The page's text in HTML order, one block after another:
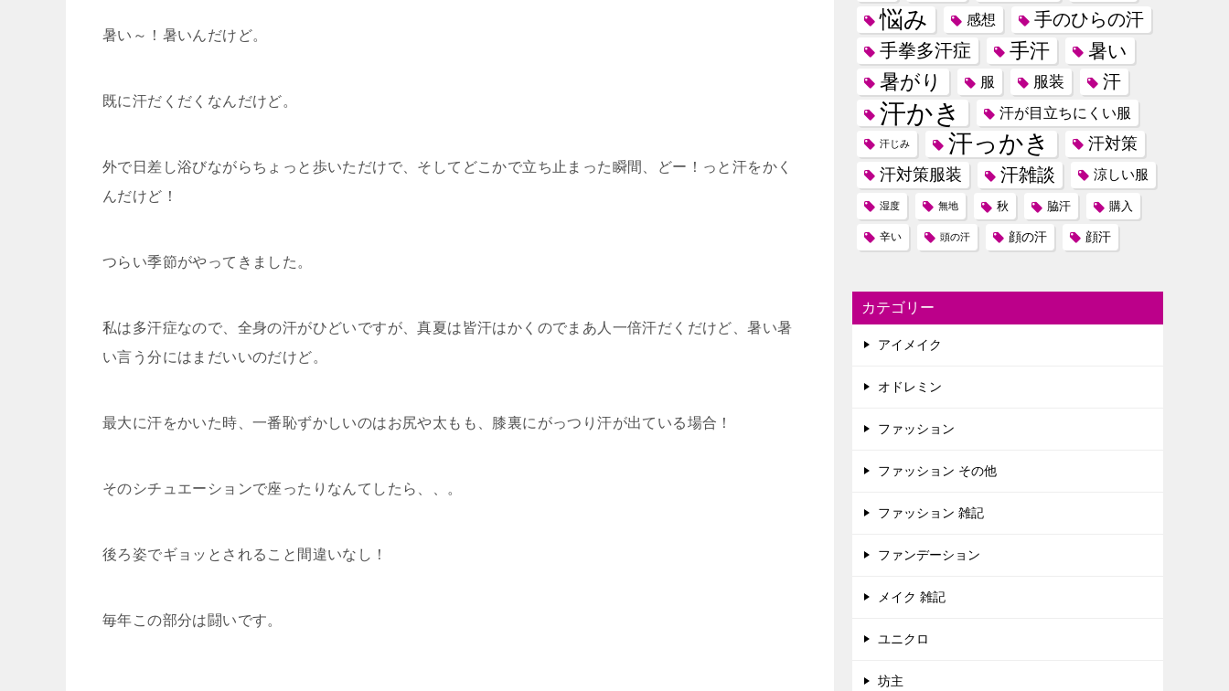
暑い～！暑いんだけど。
既に汗だくだくなんだけど。
外で日差し浴びながらちょっと歩いただけで、そしてどこかで立ち止まった瞬間、どー！っと汗をかく
んだけど！
つらい季節がやってきました。
私は多汗症なので、全身の汗がひどいですが、真夏は皆汗はかくのでまあ人一倍汗だくだけど、暑い暑
い言う分にはまだいいのだけど。
最大に汗をかいた時、一番恥ずかしいのはお尻や太もも、膝裏にがっつり汗が出ている場合！
そのシチュエーションで座ったりなんてしたら、、。
後ろ姿でギョッとされること間違いなし！
毎年この部分は闘いです。
悩み 感想
手のひらの汗
手拳多汗症
手汗 暑い
暑がり 服 服装 汗
汗かき 汗が目立ちにくい服
汗じみ 汗っかき
汗対策
汗対策服装
汗雑談 涼しい服
湿度 無地 秋 脇汗 購入
辛い 頭の汗 顔の汗 顔汗
カテゴリー
アイメイク
オドレミン
ファッション
ファッション その他
ファッション 雑記
ファンデーション
メイク 雑記
ユニクロ
坊主